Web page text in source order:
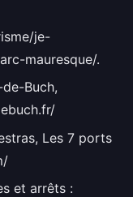
je-
mauresque/.
Buch,
Les 7 ports
et arrêts :